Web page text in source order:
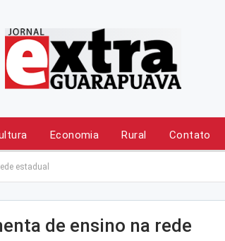
Economia Rural Contato
estadual
de ensino na rede